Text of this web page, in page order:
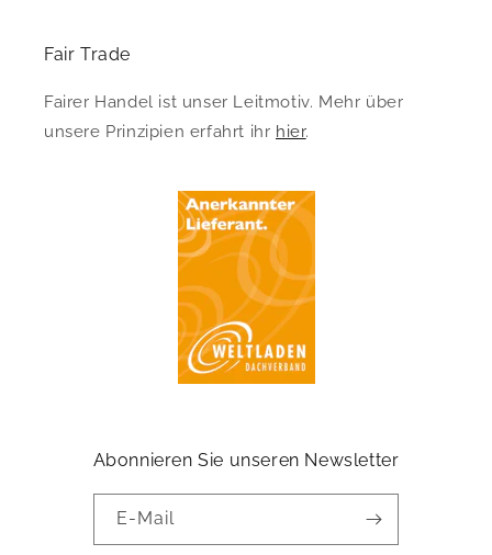
Fair Trade
Fairer Handel ist unser Leitmotiv. Mehr über
unsere Prinzipien erfahrt ihr hier.
Abonnieren Sie unseren Newsletter
E-Mail